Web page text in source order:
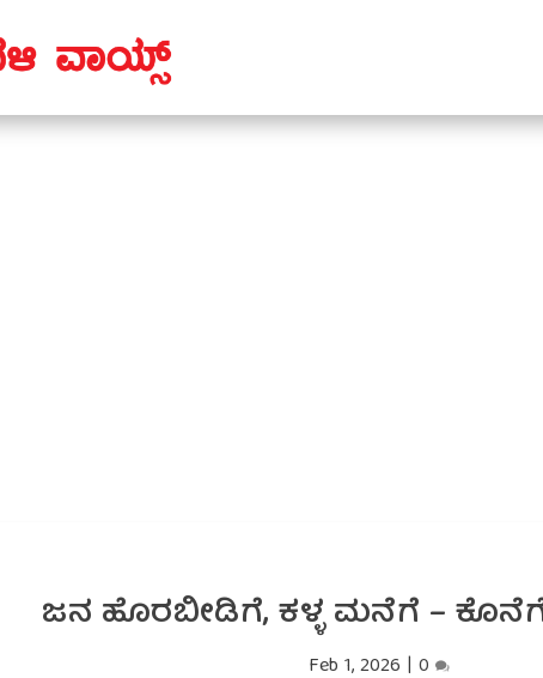
ಜನ ಹೊರಬೀಡಿಗೆ, ಕಳ್ಳ ಮನೆಗೆ –
Feb 1, 2026 | 0